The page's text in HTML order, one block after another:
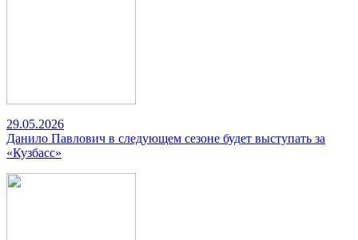
29.05.2026
Данило Павлович в следующем сезоне будет выступать за
«Кузбасс»